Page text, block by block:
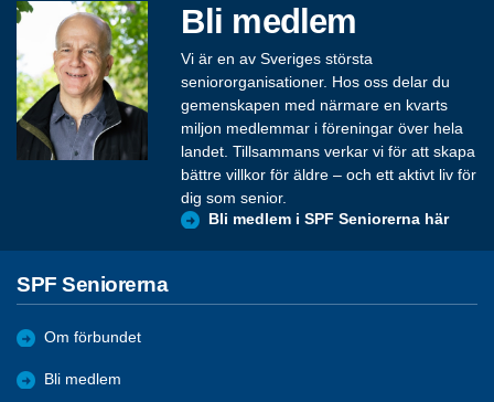
Bli medlem
Vi är en av Sveriges största
seniororganisationer. Hos oss delar du
gemenskapen med närmare en kvarts
miljon medlemmar i föreningar över hela
landet. Tillsammans verkar vi för att skapa
bättre villkor för äldre – och ett aktivt liv för
dig som senior.
Bli medlem i SPF Seniorerna här
SPF Seniorerna
Om förbundet
Bli medlem